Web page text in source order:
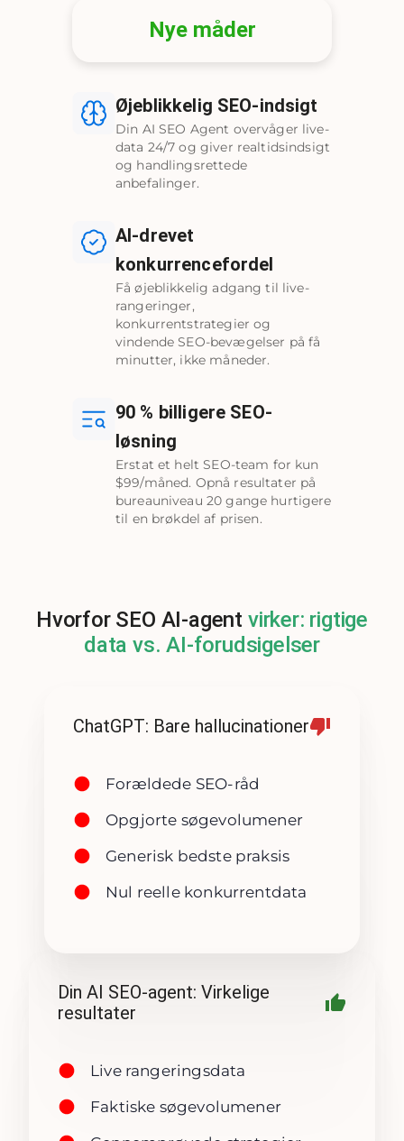
Nye måder
Øjeblikkelig SEO-indsigt
Din AI SEO Agent overvåger live-
data 24/7 og giver realtidsindsigt
og handlingsrettede
anbefalinger.
AI-drevet
konkurrencefordel
Få øjeblikkelig adgang til live-
rangeringer,
konkurrentstrategier og
vindende SEO-bevægelser på få
minutter, ikke måneder.
90 % billigere SEO-
løsning
Erstat et helt SEO-team for kun
$99/måned. Opnå resultater på
bureauniveau 20 gange hurtigere
til en brøkdel af prisen.
Hvorfor SEO AI-agent virker: rigtige
data vs. AI-forudsigelser
ChatGPT: Bare hallucinationer
Forældede SEO-råd
Opgjorte søgevolumener
Generisk bedste praksis
Nul reelle konkurrentdata
Din AI SEO-agent: Virkelige
resultater
Live rangeringsdata
Faktiske søgevolumener